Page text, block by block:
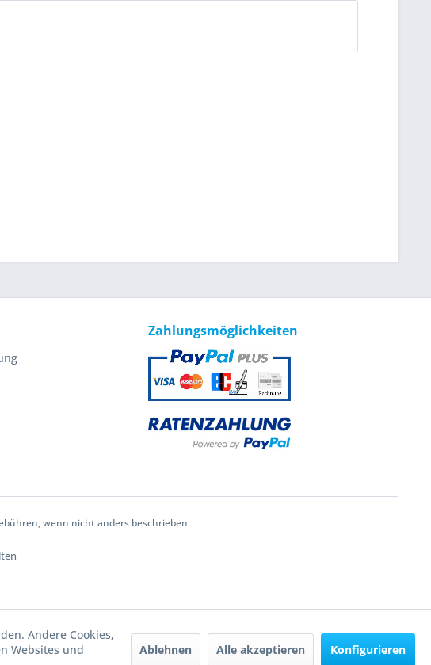
Zahlungsmöglichkeiten
wenn nicht anders beschrieben
Andere Cookies,
Websites und
Ablehnen Alle akzeptieren Konfigurieren